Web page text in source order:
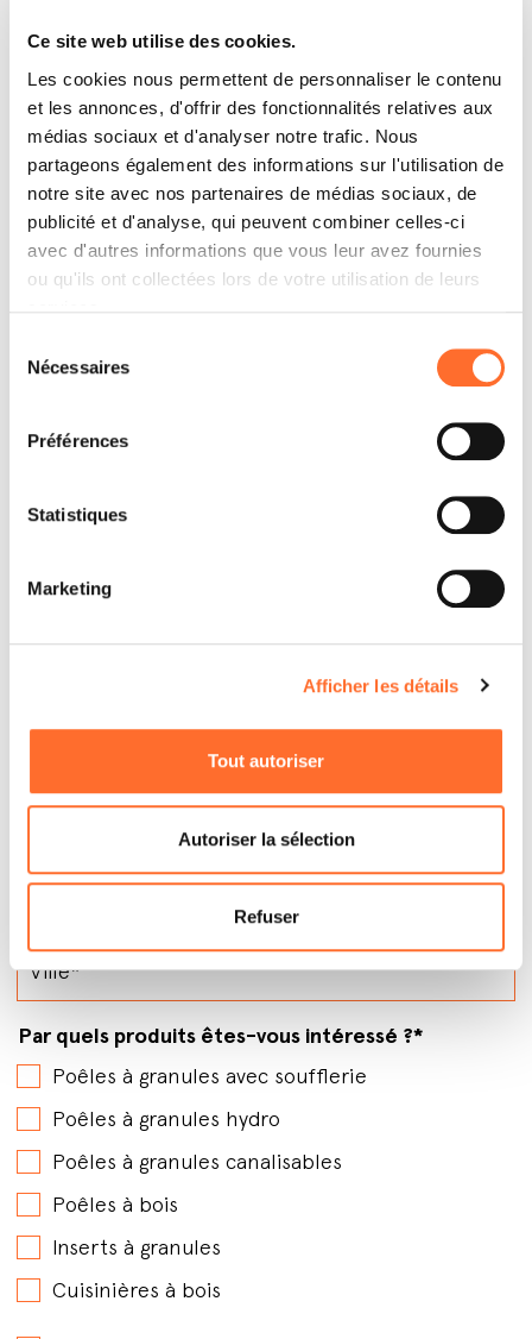
Ce site web utilise des cookies.
Les cookies nous permettent de personnaliser le contenu
et les annonces, d'offrir des fonctionnalités relatives aux
médias sociaux et d'analyser notre trafic. Nous
partageons également des informations sur l'utilisation de
notre site avec nos partenaires de médias sociaux, de
publicité et d'analyse, qui peuvent combiner celles-ci
avec d'autres informations que vous leur avez fournies
ou qu'ils ont collectées lors de votre utilisation de leurs
Nécessaires
Préférences
Statistiques
Marketing
Afficher les détails
Tout autoriser
Autoriser la sélection
Refuser
Chez ce revendeur, vous pouvez acheter votre
poêle ou votre foyer fermé à crédit. Consultez
toutes les conditions au point de vente.
Contactez
Par quels produits êtes-vous intéressé ?*
Poêles à granules avec soufflerie
Poêles à granules hydro
Poêles à granules canalisables
Poêles à bois
Inserts à granules
Cuisinières à bois